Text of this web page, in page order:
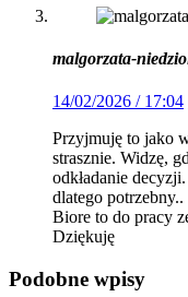
malgorzata-
14/02/2026 / 17:04
Przyjmuję to jako
strasznie. Widzę,
odkładanie
dlatego potrzebny..
Biore to do pracy
Dziękuję
Podobne wpisy